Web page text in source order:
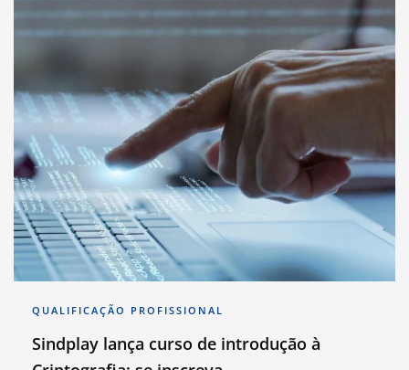
QUALIFICAÇÃO PROFISSIONAL
Sindplay lança curso de introdução à